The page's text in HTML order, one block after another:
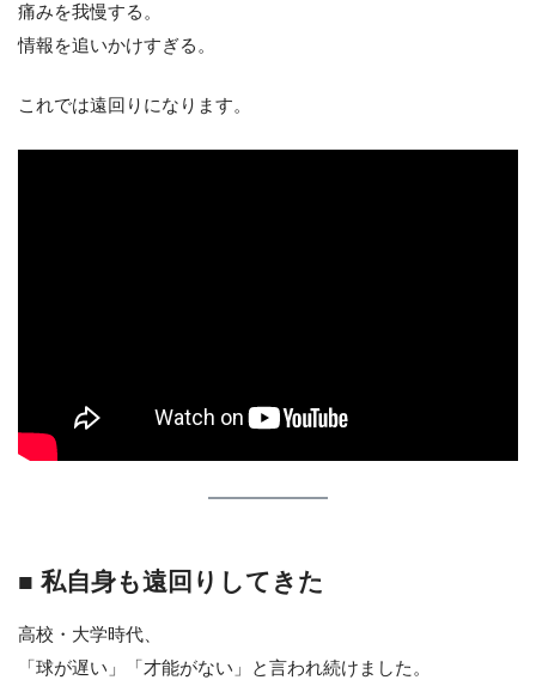
痛みを我慢する。
情報を追いかけすぎる。
これでは遠回りになります。
■ 私自身も遠回りしてきた
高校・大学時代、
「球が遅い」「才能がない」と言われ続けました。